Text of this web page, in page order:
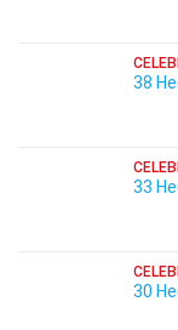
38
33
30